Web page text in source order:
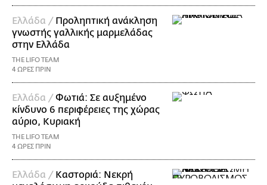
Ελλάδα / Προληπτική ανάκληση
γνωστής γαλλικής μαρμελάδας
στην Ελλάδα
THE LIFO TEAM
4 ΩΡΕΣ ΠΡΙΝ
Ελλάδα /Φωτιά: Σε αυξημένο
κίνδυνο 6 περιφέρειες της χώρας
αύριο, Κυριακή
THE LIFO TEAM
4 ΩΡΕΣ ΠΡΙΝ
Ελλάδα / Καστοριά: Νεκρή